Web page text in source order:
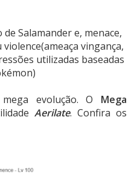
de Salamander e, menace,
vingança,
utilizadas baseadas
evolução. O Mega
Aerilate. Confira os